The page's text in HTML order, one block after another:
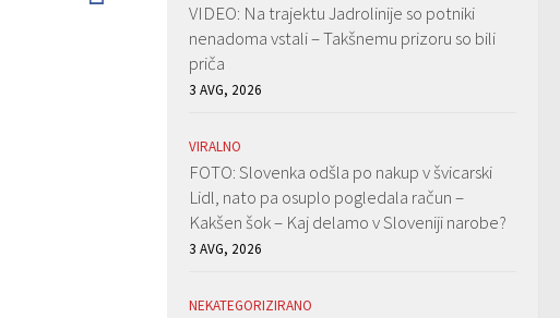
VIDEO: Na trajektu Jadrolinije so potniki
nenadoma vstali – Takšnemu prizoru so bili
priča
3 AVG, 2026
VIRALNO
FOTO: Slovenka odšla po nakup v švicarski
Lidl, nato pa osuplo pogledala račun –
Kakšen šok – Kaj delamo v Sloveniji narobe?
3 AVG, 2026
NEKATEGORIZIRANO